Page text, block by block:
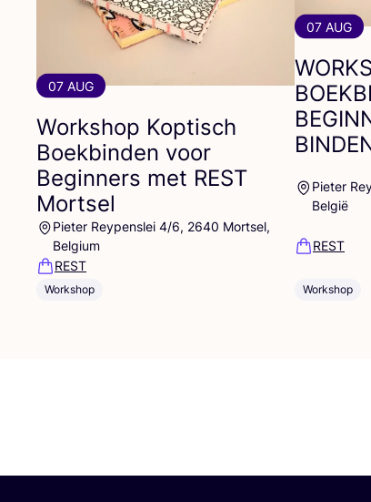
07 AUG
Workshop Koptisch
Boekbinden voor
Beginners met REST
Mortsel
Pieter Reypenslei 4/6, 2640 Mortsel,
Belgium
REST
Workshop
07 AUG
Pieter
België
REST
Workshop